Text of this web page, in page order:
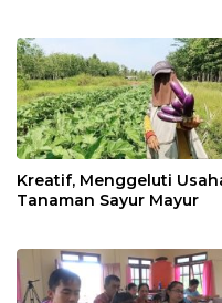
Kreatif, Menggeluti
Tanaman Sayur Mayur